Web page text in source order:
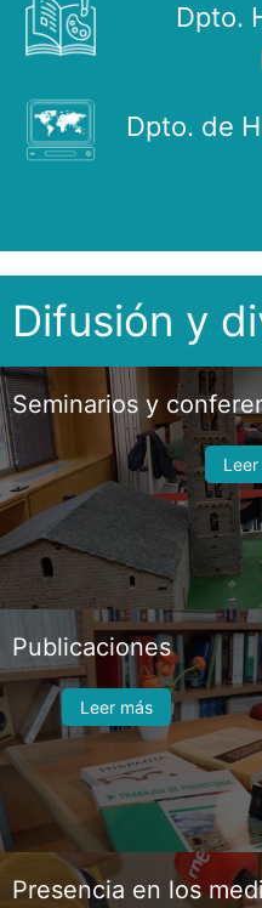
Dpto.
Dpto. de
Difusión y
Seminarios y
Publicaciones
Leer más
Presencia en los